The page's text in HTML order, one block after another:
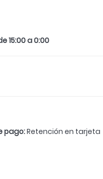
15:00 a 0:00
pago:Retención en tarjeta